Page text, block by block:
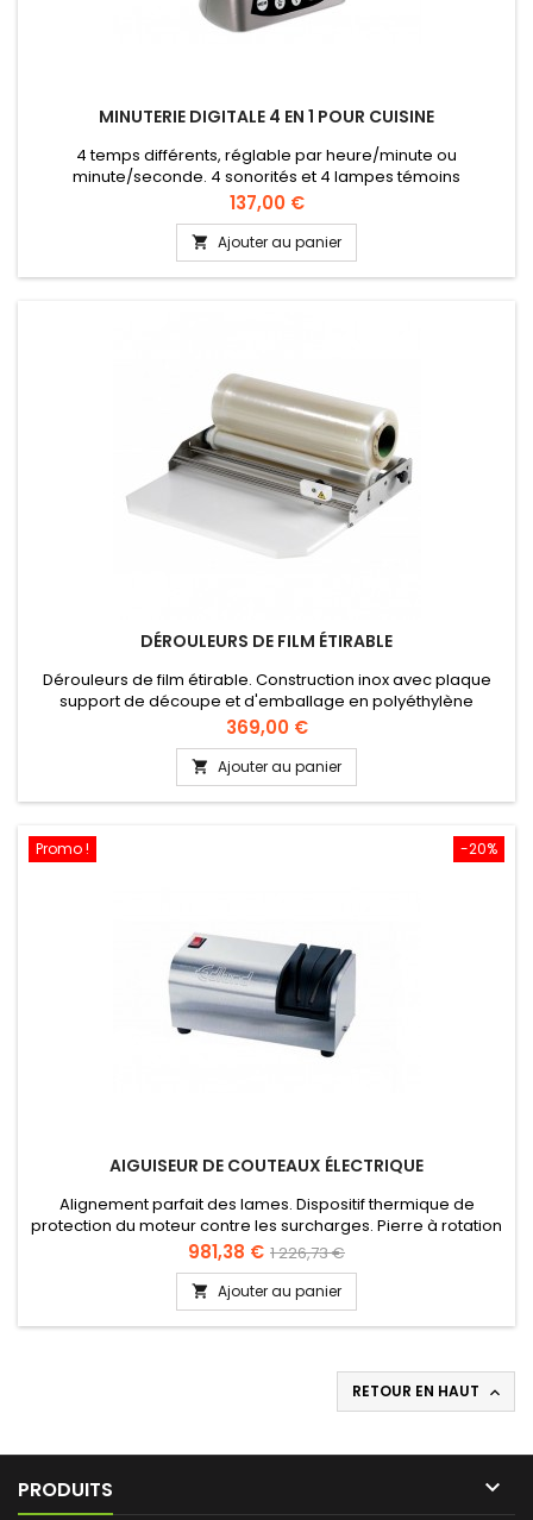
MINUTERIE DIGITALE 4 EN 1 POUR CUISINE
4 temps différents, réglable par heure/minute ou
minute/seconde. 4 sonorités et 4 lampes témoins
différentes. Minuterie destinée a un usage intensif en cuisine
de restaurants.
Prix
137,00 €
 Ajouter au panier
DÉROULEURS DE FILM ÉTIRABLE
Dérouleurs de film étirable. Construction inox avec plaque
support de découpe et d'emballage en polyéthylène
alimentaire (RÉF. LS02). Modèle sans plaque poly (RÉF.
LSI460). Lame de coupe protégée. Guide film par bagues de
centrage sur rouleaux. Laize : 460 mm.
Prix
369,00 €
 Ajouter au panier
-20%
Promo !
AIGUISEUR DE COUTEAUX ÉLECTRIQUE
Alignement parfait des lames. Dispositif thermique de
protection du moteur contre les surcharges. Pierre à rotation
lente, pour prévenir tout échauffement de la lame.
Prix
981,38 € Prix
de
base
1 226,73 €
 Ajouter au panier
RETOUR EN HAUT 
PRODUITS 